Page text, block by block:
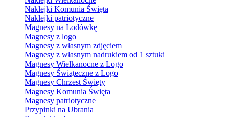
Naklejki Komunia Święta
Naklejki patriotyczne
Magnesy na Lodówkę
Magnesy z logo
Magnesy z własnym zdjęciem
Magnesy z własnym nadrukiem od 1 sztuki
Magnesy Wielkanocne z Logo
Magnesy Świąteczne z Logo
Magnesy Chrzest Święty
Magnesy Komunia Święta
Magnesy patriotyczne
Przypinki na Ubrania